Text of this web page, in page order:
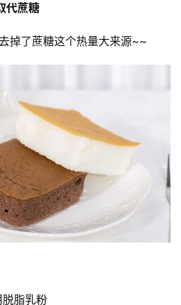
代蔗糖
掉了蔗糖这个热量大来源~~
脂乳粉